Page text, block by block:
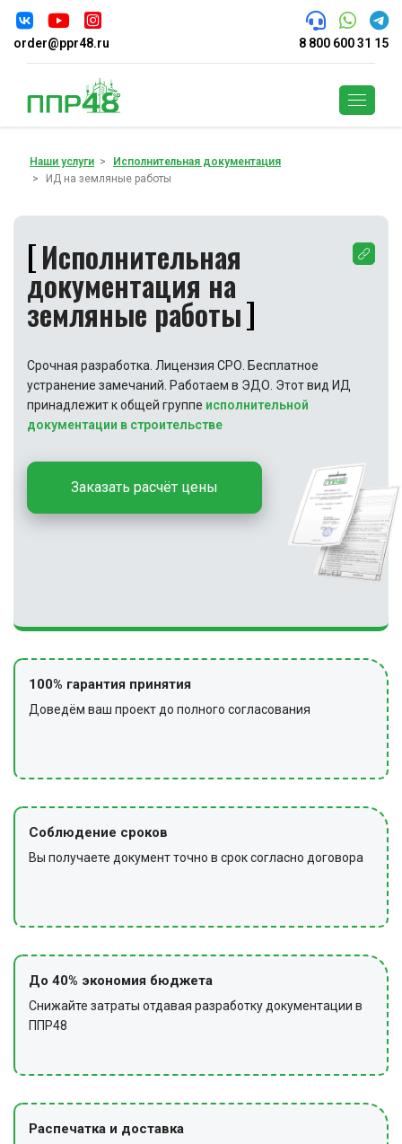
order@ppr48.ru 8 800 600 31 15
Наши услуги
Исполнительная документация
ИД на земляные работы
Исполнительная
документация на
земляные работы
Срочная разработка. Лицензия СРО. Бесплатное
устранение замечаний. Работаем в ЭДО. Этот вид ИД
принадлежит к общей группе исполнительной
документации в строительстве
Заказать расчёт цены
100% гарантия принятия
Доведём ваш проект до полного согласования
Соблюдение сроков
Вы получаете документ точно в срок согласно договора
До 40% экономия бюджета
Снижайте затраты отдавая разработку документации в
ППР48
Распечатка и доставка